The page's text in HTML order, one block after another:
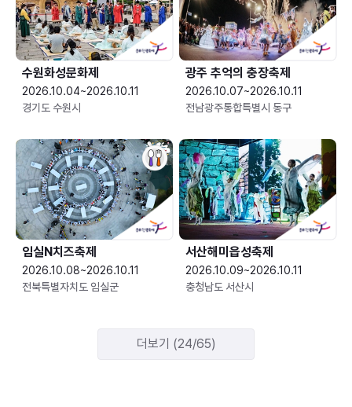
수원화성문화제
2026.10.04~2026.10.11
경기도 수원시
광주 추억의 충장축제
2026.10.07~2026.10.11
전남광주통합특별시 동구
임실N치즈축제
2026.10.08~2026.10.11
전북특별자치도 임실군
서산해미읍성축제
2026.10.09~2026.10.11
충청남도 서산시
더보기 (24/65)